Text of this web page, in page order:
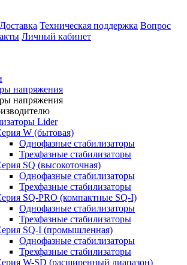
Доставка Техническая поддержка Вопрос
Личный кабинет
напряжения
напряжения
Lider
W (бытовая)
Однофазные стабилизаторы
Трехфазные стабилизаторы
SQ (высокоточная)
Однофазные стабилизаторы
Трехфазные стабилизаторы
SQ-PRO (компактные SQ-I)
Однофазные стабилизаторы
Трехфазные стабилизаторы
SQ-I (промышленная)
Однофазные стабилизаторы
Трехфазные стабилизаторы
W-SD (расширенный диапазон)